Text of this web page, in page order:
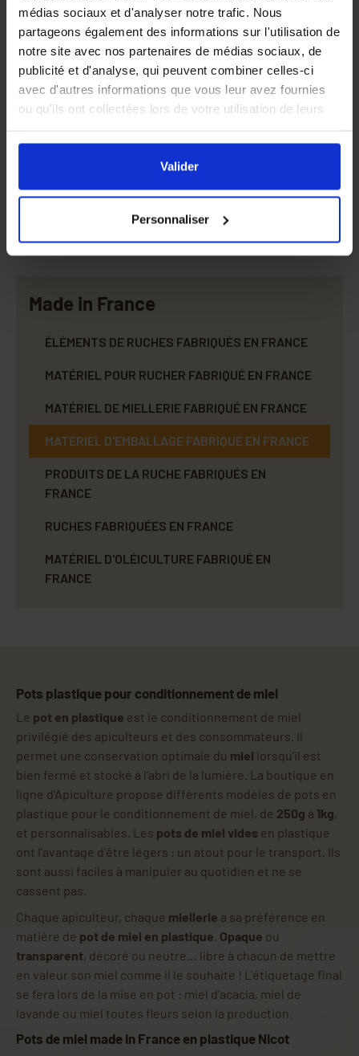
médias sociaux et d'analyser notre trafic. Nous
partageons également des informations sur l'utilisation de
notre site avec nos partenaires de médias sociaux, de
publicité et d'analyse, qui peuvent combiner celles-ci
avec d'autres informations que vous leur avez fournies
ou qu'ils ont collectées lors de votre utilisation de leurs
En cliquant sur le boutonValidervous acceptez
l'ensemble des cookies de notre site ainsi que ceux de
nos partenaires. Vous pouvez également choisir les
Valider
Personnaliser
25 pots Nicot Miel
25 pots Nicot
(PAL)
Made in France
ÉLÉMENTS DE RUCHES FABRIQUÉS EN FRANCE
MATÉRIEL POUR RUCHER FABRIQUÉ EN FRANCE
MATÉRIEL DE MIELLERIE FABRIQUÉ EN FRANCE
MATÉRIEL D'EMBALLAGE FABRIQUÉ EN FRANCE
PRODUITS DE LA RUCHE FABRIQUÉS EN
FRANCE
RUCHES FABRIQUÉES EN FRANCE
MATÉRIEL D'OLÉICULTURE FABRIQUÉ EN
FRANCE
Pots plastique pour conditionnement de miel
Le pot en plastique est le conditionnement de miel
privilégié des apiculteurs et des consommateurs. Il
permet une conservation optimale du miel lorsqu’il est
bien fermé et stocké à l’abri de la lumière. La boutique en
ligne d’Apiculture propose différents modèles de pots en
plastique pour le conditionnement de miel, de 250g à 1kg,
et personnalisables. Les pots de miel vides en plastique
ont l’avantage d’être légers : un atout pour le transport. Ils
sont aussi faciles à manipuler au quotidien et ne se
cassent pas.
Chaque apiculteur, chaque miellerie a sa préférence en
matière de pot de miel en plastique. Opaque ou
transparent, décoré ou neutre… libre à chacun de mettre
en valeur son miel comme il le souhaite ! L'étiquetage final
se fera lors de la mise en pot : miel d’acacia, miel de
lavande ou miel toutes fleurs selon la production.
Pots de miel made in France en plastique Nicot